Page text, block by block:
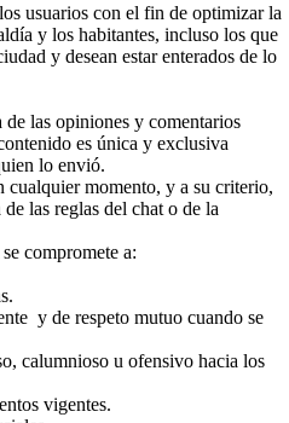
usuarios con el fin de optimizar la
y los habitantes, incluso los que
y desean estar enterados de lo
las opiniones y comentarios
es única y exclusiva
lo envió.
cualquier momento, y a su criterio,
las reglas del chat o de la
compromete a:
y de respeto mutuo cuando se
calumnioso u ofensivo hacia los
vigentes.